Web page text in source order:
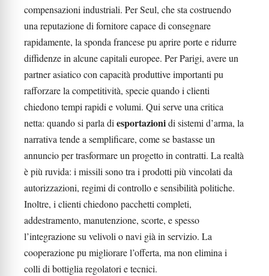
compensazioni industriali. Per Seul, che sta costruendo
una reputazione di fornitore capace di consegnare
rapidamente, la sponda francese pu aprire porte e ridurre
diffidenze in alcune capitali europee. Per Parigi, avere un
partner asiatico con capacità produttive importanti pu
rafforzare la competitività, specie quando i clienti
chiedono tempi rapidi e volumi. Qui serve una critica
netta: quando si parla di esportazionidi sistemi d’arma, la
narrativa tende a semplificare, come se bastasse un
annuncio per trasformare un progetto in contratti. La realtà
è più ruvida: i missili sono tra i prodotti più vincolati da
autorizzazioni, regimi di controllo e sensibilità politiche.
Inoltre, i clienti chiedono pacchetti completi,
addestramento, manutenzione, scorte, e spesso
l’integrazione su velivoli o navi già in servizio. La
cooperazione pu migliorare l’offerta, ma non elimina i
colli di bottiglia regolatori e tecnici.